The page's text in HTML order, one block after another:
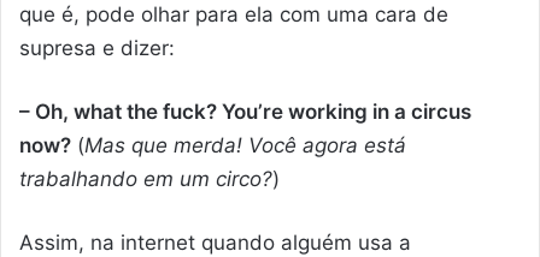
que é, pode olhar para ela com uma cara de
supresa e dizer:
– Oh, what the fuck? You’re working in a circus
now? (Mas que merda! Você agora está
trabalhando em um circo?)
Assim, na internet quando alguém usa a